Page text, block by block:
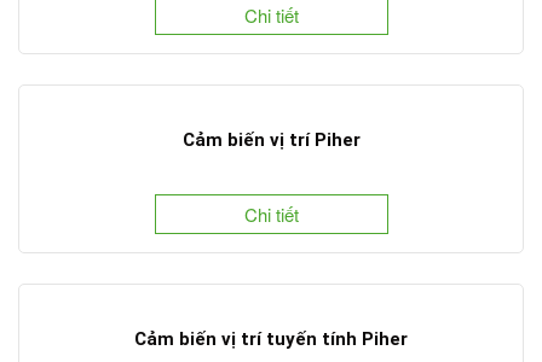
Chi tiết
Cảm biến vị trí Piher
Chi tiết
Cảm biến vị trí tuyến tính Piher